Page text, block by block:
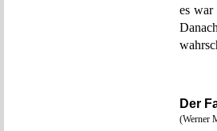
es war
Der
(Werner